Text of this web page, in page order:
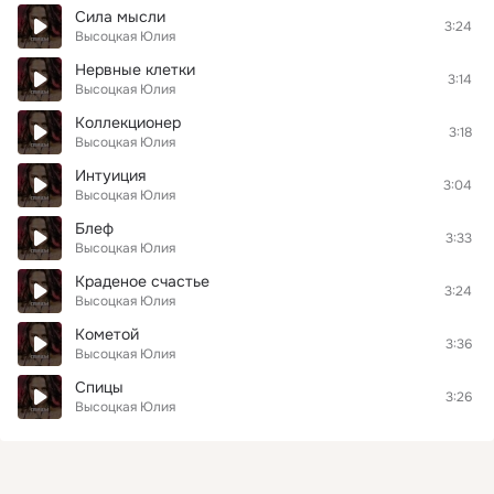
Сила мысли
Высоцкая Юлия
3:24
Нервные клетки
Высоцкая Юлия
3:14
Коллекционер
Высоцкая Юлия
3:18
Интуиция
Высоцкая Юлия
3:04
Блеф
Высоцкая Юлия
3:33
Краденое счастье
Высоцкая Юлия
3:24
Кометой
Высоцкая Юлия
3:36
Спицы
Высоцкая Юлия
3:26